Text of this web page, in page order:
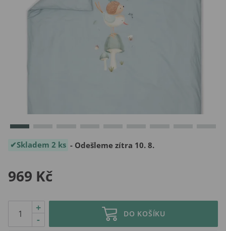
Skladem 2 ks - Odešleme zítra 10. 8.
969 Kč
-
+
DO KOŠÍKU